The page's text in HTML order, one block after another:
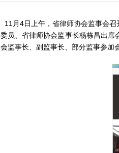
11月4日上午，省律师协会监事会
委员、省律师协会监事长杨栋昌出席
会监事长、副监事长、部分监事参加